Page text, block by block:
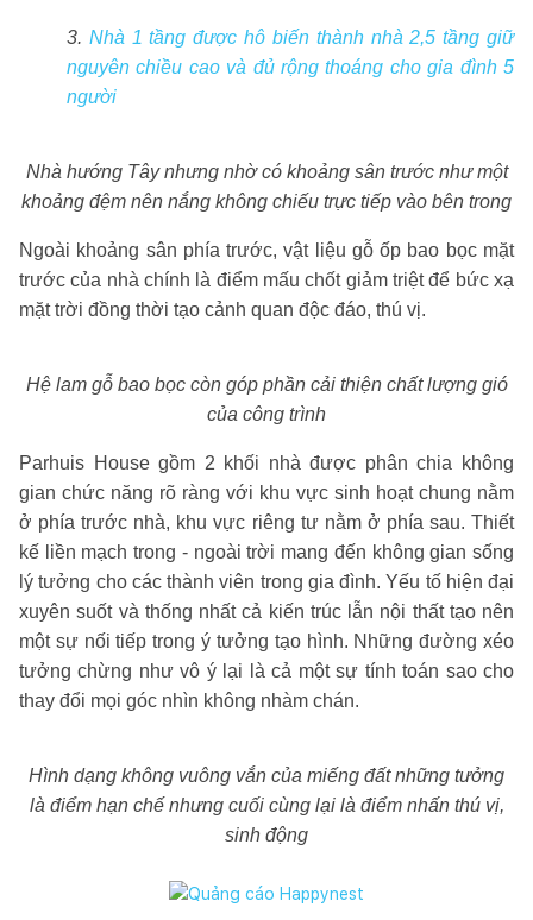
3. Nhà 1 tầng được hô biến thành nhà 2,5 tầng giữ
nguyên chiều cao và đủ rộng thoáng cho gia đình 5
người
Nhà hướng Tây nhưng nhờ có khoảng sân trước như một
khoảng đệm nên nắng không chiếu trực tiếp vào bên trong
Ngoài khoảng sân phía trước, vật liệu gỗ ốp bao bọc mặt
trước của nhà chính là điểm mấu chốt giảm triệt để bức xạ
mặt trời đồng thời tạo cảnh quan độc đáo, thú vị.
Hệ lam gỗ bao bọc còn góp phần cải thiện chất lượng gió
của công trình
Parhuis House gồm 2 khối nhà được phân chia không
gian chức năng rõ ràng với khu vực sinh hoạt chung nằm
ở phía trước nhà, khu vực riêng tư nằm ở phía sau. Thiết
kế liền mạch trong - ngoài trời mang đến không gian sống
lý tưởng cho các thành viên trong gia đình. Yếu tố hiện đại
xuyên suốt và thống nhất cả kiến trúc lẫn nội thất tạo nên
một sự nối tiếp trong ý tưởng tạo hình. Những đường xéo
tưởng chừng như vô ý lại là cả một sự tính toán sao cho
thay đổi mọi góc nhìn không nhàm chán.
Hình dạng không vuông vắn của miếng đất những tưởng
là điểm hạn chế nhưng cuối cùng lại là điểm nhấn thú vị,
sinh động